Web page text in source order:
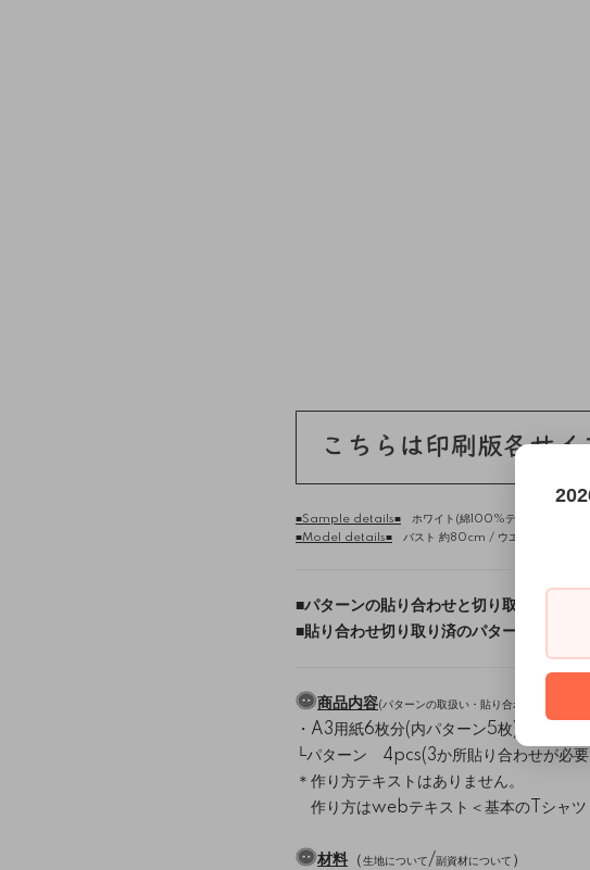
■Sample details■ ホワイト(綿100%テレコ)
■Model details■ バスト 約80cm / ウエスト 約
■パターンの貼り合わせと切り取り方法【動
■貼り合わせ切り取り済のパターンをご注
商品内容(パターンの取扱い・貼り合わせ方
・A3用紙6枚分(内パターン5枚)
└パターン 4pcs(3か所貼り合わせが必要
＊作り方テキストはありません。
作り方はwebテキスト＜基本のTシャツ
材料 （生地について/副資材について ）